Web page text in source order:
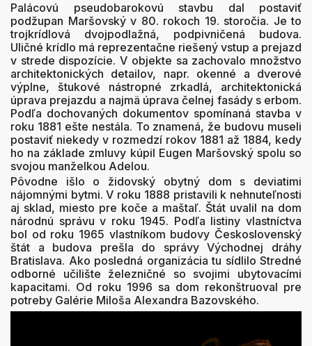
Palácovú pseudobarokovú stavbu dal postaviť
podžupan Maršovský v 80. rokoch 19. storočia. Je to
trojkrídlová dvojpodlažná, podpivničená budova.
Uličné krídlo má reprezentačne riešený vstup a prejazd
v strede dispozície. V objekte sa zachovalo množstvo
architektonických detailov, napr. okenné a dverové
výplne, štukové nástropné zrkadlá, architektonická
úprava prejazdu a najmä úprava čelnej fasády s erbom.
Podľa dochovaných dokumentov spomínaná stavba v
roku 1881 ešte nestála. To znamená, že budovu museli
postaviť niekedy v rozmedzí rokov 1881 až 1884, kedy
ho na základe zmluvy kúpil Eugen Maršovský spolu so
svojou manželkou Adelou.
Pôvodne išlo o židovský obytný dom s deviatimi
nájomnými bytmi. V roku 1888 pristavili k nehnuteľnosti
aj sklad, miesto pre koče a maštaľ. Štát uvalil na dom
národnú správu v roku 1945. Podľa listiny vlastníctva
bol od roku 1965 vlastníkom budovy Československý
štát a budova prešla do správy Východnej dráhy
Bratislava. Ako posledná organizácia tu sídlilo Stredné
odborné učilište železničné so svojimi ubytovacími
kapacitami. Od roku 1996 sa dom rekonštruoval pre
potreby Galérie Miloša Alexandra Bazovského.